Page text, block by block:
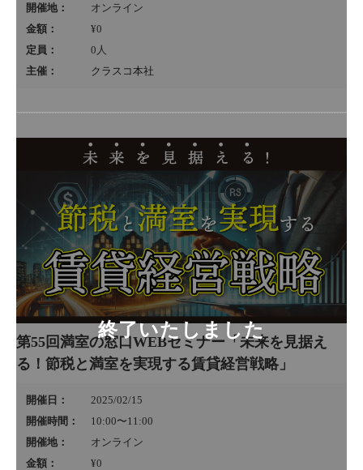
開催地：
オンライン
金額：
¥0
定員：
0 人
主催：
クラスコ本社
第55回満室の窓口WEBセミナー「未来を見据え
る！節税と満室を実現する賃貸経営戦略」
開催日：
2025/02/15
開催時間：
10:00〜11:00
開催地：
オンライン
金額：
¥0